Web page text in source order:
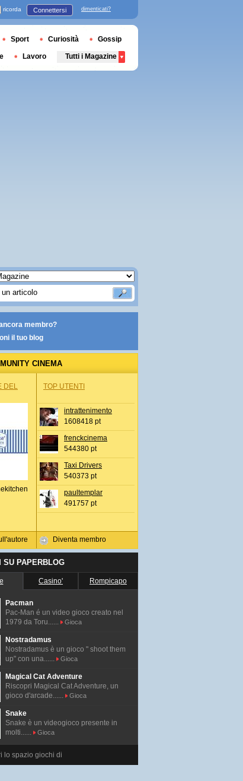
membro?
il tuo blog
CINEMA
DEL
TOP UTENTI
intrattenimento
1608418 pt
frenckcinema
544380 pt
Taxi Drivers
540373 pt
paultemplar
491757 pt
Diventa membro
SU PAPERBLOG
Casino' Rompicapo
Pacman
Pac-Man é un video gioco creato nel
1979 da Toru......
Gioca
Nostradamus
Nostradamus è un gioco " shoot them
up" con una......
Gioca
Magical Cat Adventure
Riscopri Magical Cat Adventure, un
gioco d'arcade......
Gioca
Snake
Snake è un videogioco presente in
molti......
Gioca
lo spazio giochi di
ricorda Connettersi dimenticati?
Sport Curiosità Gossip
Lavoro Tutti i Magazine